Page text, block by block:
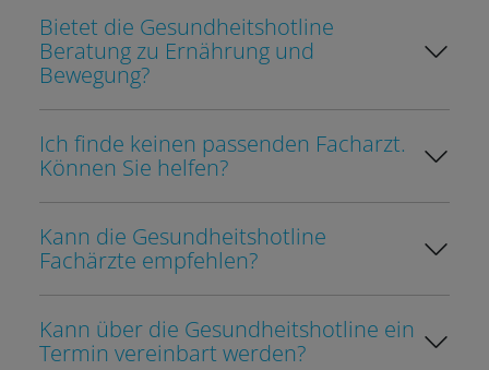
Bietet die Gesundheitshotline
Beratung zu Ernährung und
Bewegung?
Ich finde keinen passenden Facharzt.
Können Sie helfen?
Kann die Gesundheitshotline
Fachärzte empfehlen?
Kann über die Gesundheitshotline ein
Termin vereinbart werden?